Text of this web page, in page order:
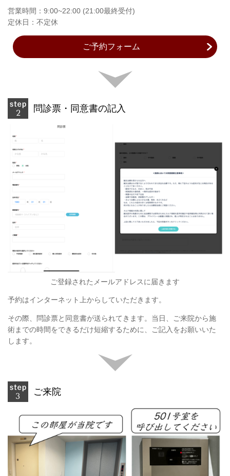
営業時間：9:00~22:00 (21:00最終受付)
定休日：不定休
ご予約フォーム
問診票・同意書の記入
ご登録されたメールアドレスに届きます
予約はインターネット上からしていただきます。
その際、問診票と同意書が送られてきます。当日、ご来院から施
術までの時間をできるだけ短縮するために、ご記入をお願いいた
します。
ご来院